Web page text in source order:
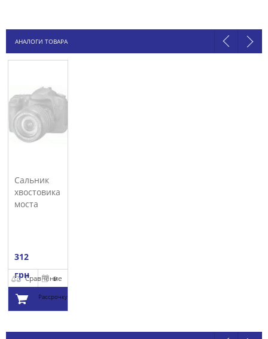
АНАЛОГИ ТОВАРА
Сальник
хвостовика
моста
312
грнСравнение
В
Рассрочку